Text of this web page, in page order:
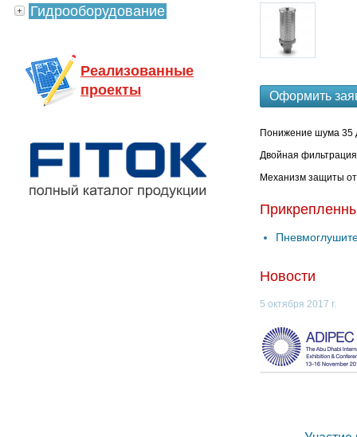
Оформить
Понижение шума 35
Двойная
Механизм защиты
Новости
5 октября 2017 г.
Гидрооборудование
Реализованные
проекты